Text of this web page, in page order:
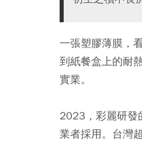
一張塑膠薄膜，
到紙餐盒上的耐
實業。
2023，彩麗研發
業者採用。台灣